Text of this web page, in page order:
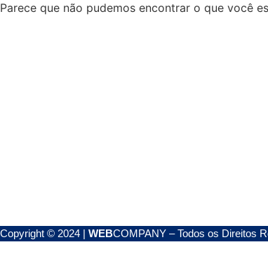
Parece que não pudemos encontrar o que você
Copyright © 2024 | WEBCOMPANY – Todos os Direitos